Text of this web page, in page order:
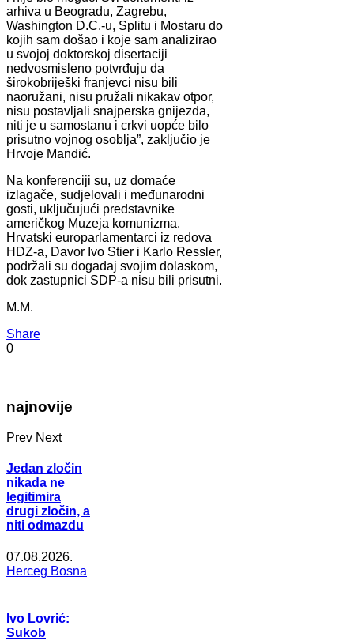
arhiva u Beogradu, Zagrebu,
Washington D.C.-u, Splitu i Mostaru do
kojih sam došao i koje sam analizirao
u svojoj doktorskoj disertaciji
nedvosmisleno potvrđuju da
širokobriješki franjevci nisu bili
naoružani, nisu pružali nikakav otpor,
nisu postavljali snajperska gnijezda,
niti je u samostanu i crkvi uopće bilo
prisutno vojnog osoblja”, zaključio je
Hrvoje Mandić.
Na konferenciji su, uz domaće
izlagače, sudjelovali i međunarodni
gosti, uključujući predstavnike
američkog Muzeja komunizma.
Hrvatski europarlamentarci iz redova
HDZ-a, Davor Ivo Stier i Karlo Ressler,
podržali su događaj svojim dolaskom,
dok zastupnici SDP-a nisu bili prisutni.
M.M.
Share
0
najnovije
Prev Next
Jedan zločin
nikada ne
legitimira
drugi zločin, a
niti odmazdu
07.08.2026.
Herceg Bosna
Ivo Lovrić:
Sukob